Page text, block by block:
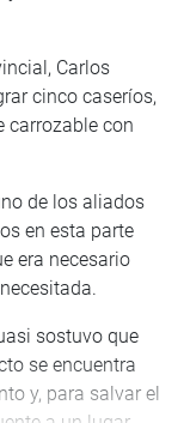
Carlos
cinco caseríos,
carrozable con
de los aliados
en esta parte
era necesario
sostuvo que
se encuentra
y, para salvar el